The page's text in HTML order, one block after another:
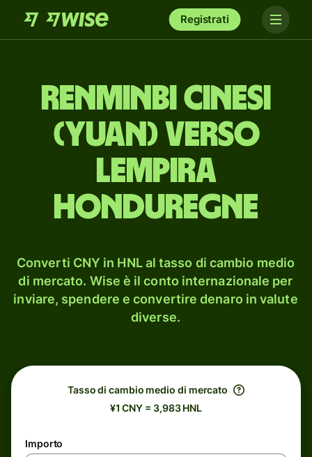
Registrati
renminbi cinesi
(yuan) verso
lempira
honduregne
Converti CNY in HNL al tasso di cambio medio
di mercato. Wise è il conto internazionale per
inviare, spendere e convertire denaro in valute
diverse.
Tasso di cambio medio di mercato
¥1 CNY = 3,983 HNL
Importo